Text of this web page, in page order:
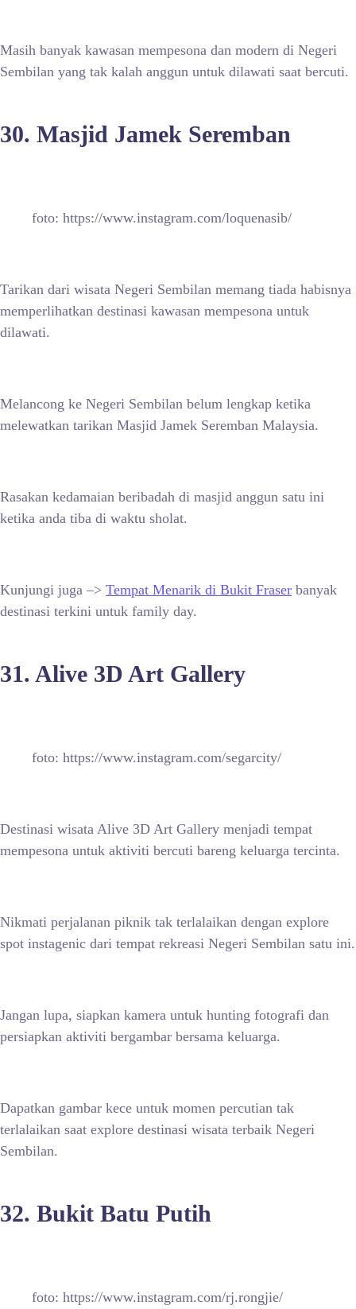
Masih banyak kawasan mempesona dan modern di Negeri
Sembilan yang tak kalah anggun untuk dilawati saat bercuti.
30. Masjid Jamek Seremban
foto: https://www.instagram.com/loquenasib/
Tarikan dari wisata Negeri Sembilan memang tiada habisnya
memperlihatkan destinasi kawasan mempesona untuk
dilawati.
Melancong ke Negeri Sembilan belum lengkap ketika
melewatkan tarikan Masjid Jamek Seremban Malaysia.
Rasakan kedamaian beribadah di masjid anggun satu ini
ketika anda tiba di waktu sholat.
Kunjungi juga –> Tempat Menarik di Bukit Fraser banyak
destinasi terkini untuk family day.
31. Alive 3D Art Gallery
foto: https://www.instagram.com/segarcity/
Destinasi wisata Alive 3D Art Gallery menjadi tempat
mempesona untuk aktiviti bercuti bareng keluarga tercinta.
Nikmati perjalanan piknik tak terlalaikan dengan explore
spot instagenic dari tempat rekreasi Negeri Sembilan satu ini.
Jangan lupa, siapkan kamera untuk hunting fotografi dan
persiapkan aktiviti bergambar bersama keluarga.
Dapatkan gambar kece untuk momen percutian tak
terlalaikan saat explore destinasi wisata terbaik Negeri
Sembilan.
32. Bukit Batu Putih
foto: https://www.instagram.com/rj.rongjie/